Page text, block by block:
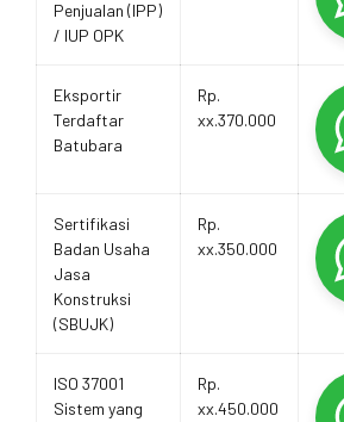
Penjualan (IPP)
/ IUP OPK
Eksportir
Terdaftar
Batubara
Rp.
xx.370.000
Sertifikasi
Badan Usaha
Jasa
Konstruksi
(SBUJK)
Rp.
xx.350.000
ISO 37001
Sistem yang
Rp.
xx.450.000